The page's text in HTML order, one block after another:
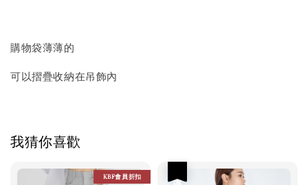
購物袋薄薄的
可以摺疊收納在吊飾內
我猜你喜歡
KBF會員折扣